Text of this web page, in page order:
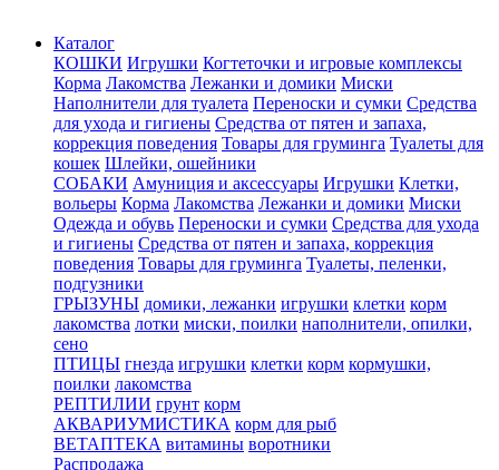
Каталог
КОШКИ Игрушки Когтеточки и игровые комплексы
Корма Лакомства Лежанки и домики Миски
Наполнители для туалета Переноски и сумки Средства
для ухода и гигиены Средства от пятен и запаха,
коррекция поведения Товары для груминга Туалеты для
кошек Шлейки, ошейники
СОБАКИ Амуниция и аксессуары Игрушки Клетки,
вольеры Корма Лакомства Лежанки и домики Миски
Одежда и обувь Переноски и сумки Средства для ухода
и гигиены Средства от пятен и запаха, коррекция
поведения Товары для груминга Туалеты, пеленки,
подгузники
ГРЫЗУНЫ домики, лежанки игрушки клетки корм
лакомства лотки миски, поилки наполнители, опилки,
сено
ПТИЦЫ гнезда игрушки клетки корм кормушки,
поилки лакомства
РЕПТИЛИИ грунт корм
АКВАРИУМИСТИКА корм для рыб
ВЕТАПТЕКА витамины воротники
Распродажа